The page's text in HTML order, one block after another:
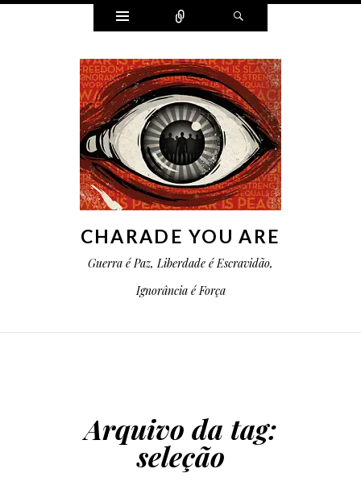
Widgets Conectar
CHARADE YOU ARE
Guerra é Paz, Liberdade é Escravidão,
Ignorância é Força
Arquivo da tag:
seleção